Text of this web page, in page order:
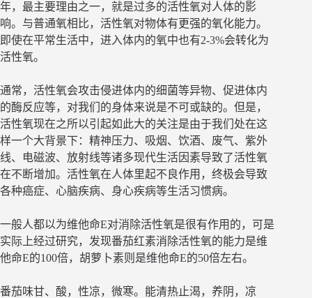
年，最主要理由之一，就是过多的活性氧对人体的影
响。与普通氧相比，活性氧对物体有更强的氧化能力。
即使在平常生活中，进入体内的氧中也有2-3%会转化为
活性氧。
通常，活性氧会攻击侵进体内的细菌等异物、促进体内
的酶反应等，对我们的身体来说是不可或缺的。但是，
活性氧现在之所以引起如此大的关注是由于我们处在这
样一个大背景下：精神压力、吸烟、饮酒、废气、紫外
线、电磁波、放射线等诸多现代生活因素导致了活性氧
在不断增加。活性氧在人体里起不良作用，终极会导致
各种癌症、心脑疾病、身心疾病等生活习惯病。
一般人都以为维他命E对消除活性氧是很有作用的，可是
实际上经过研究，发现番茄红素消除活性氧的能力是维
他命E的100倍，胡萝卜素则是维他命E的50倍左右。
番茄味甘、酸，性凉，微寒。能清热止渴，养阴，凉